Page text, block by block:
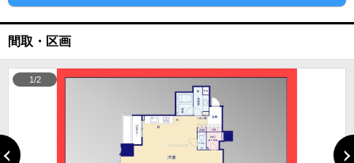
間取・区画
1/2